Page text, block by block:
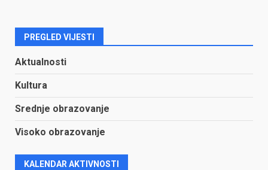
PREGLED VIJESTI
Aktualnosti
Kultura
Srednje obrazovanje
Visoko obrazovanje
KALENDAR AKTIVNOSTI